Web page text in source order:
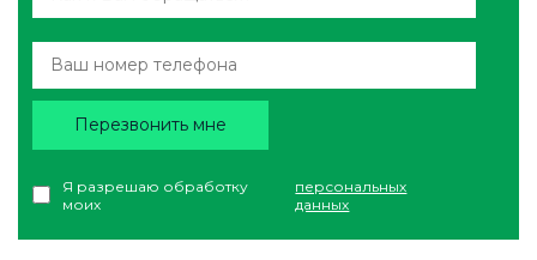
Я разрешаю обработку
моих
персональных
данных
Перезвонить мне